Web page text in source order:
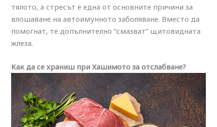
тялото, а стресът е една от основните причини за
влошаване на автоимунното заболяване. Вместо да
помогнат, те допълнително “смазват” щитовидната
жлеза.
Как да се храниш при Хашимото за отслабване?